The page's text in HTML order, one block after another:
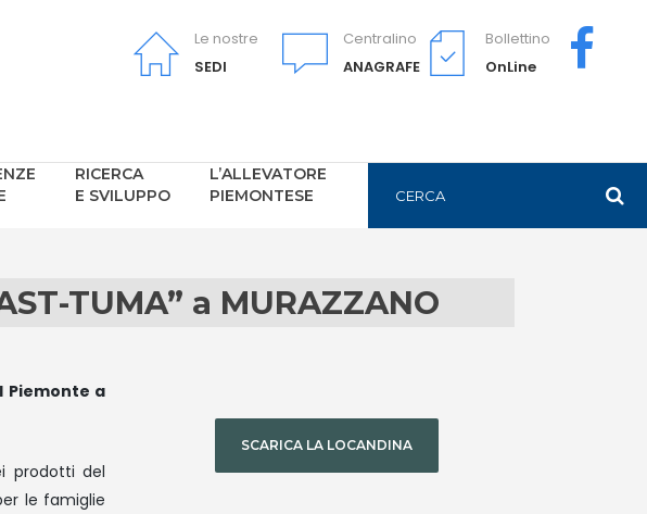
Le nostre
SEDI
Centralino
ANAGRAFE
Bollettino
OnLine
RICERCA
E SVILUPPO
L’ALLEVATORE
PIEMONTESE
TUMA” a MURAZZANO
Piemonte a
prodotti del
le famiglie
SCARICA LA LOCANDINA